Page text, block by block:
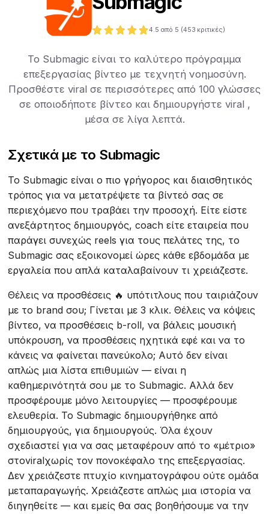
4.5 από 5 (453 κριτικές)
Το Submagic είναι το καλύτερο πρόγραμμα
επεξεργασίας βίντεο με τεχνητή νοημοσύνη.
Προσθέστε viral σε περισσότερες από 100 γλώσσες
σε οποιοδήποτε βίντεο και δημιουργήστε viral ,
μέσα σε λίγα λεπτά.
Σχετικά με το Submagic
Το Submagic είναι ο πιο γρήγορος και διαισθητικός
τρόπος για να μετατρέψετε τα βίντεό σας σε
περιεχόμενο που τραβάει την προσοχή. Είτε είστε
ανεξάρτητος δημιουργός, coach είτε εταιρεία που
παράγει συνεχώς reels για τους πελάτες της, το
Submagic σας εξοικονομεί ώρες κάθε εβδομάδα με
εργαλεία που απλά καταλαβαίνουν τι χρειάζεστε.
Θέλεις να προσθέσεις 🔥 υπότιτλους που ταιριάζουν
με το brand σου; Γίνεται με 3 κλικ. Θέλεις να κόψεις
βίντεο, να προσθέσεις b-roll, να βάλεις μουσική
υπόκρουση, να προσθέσεις ηχητικά εφέ και να το
κάνεις να φαίνεται πανεύκολο; Αυτό δεν είναι
απλώς μια λίστα επιθυμιών — είναι η
καθημερινότητά σου με το Submagic. Αλλά δεν
προσφέρουμε μόνο λειτουργίες — προσφέρουμε
ελευθερία. Το Submagic δημιουργήθηκε από
δημιουργούς, για δημιουργούς. Όλα έχουν
σχεδιαστεί για να σας μεταφέρουν από το «μέτριο»
στοviralχωρίς τον πονοκέφαλο της επεξεργασίας.
Δεν χρειάζεστε πτυχίο κινηματογράφου ούτε ομάδα
μεταπαραγωγής. Χρειάζεστε απλώς μια ιστορία να
διηγηθείτε — και εμείς θα σας βοηθήσουμε να την